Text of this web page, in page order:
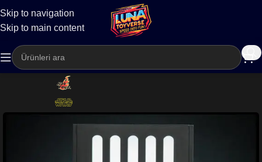
Skip to navigation
Skip to main content
Kargo